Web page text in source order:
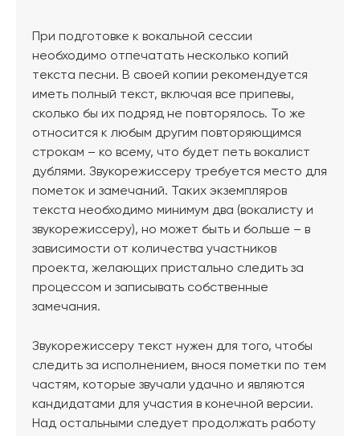
При подготовке к вокальной сессии
необходимо отпечатать несколько копий
текста песни. В своей копии рекомендуется
иметь полный текст, включая все припевы,
сколько бы их подряд не повторялось. То же
относится к любым другим повторяющимся
строкам – ко всему, что будет петь вокалист
дублями. Звукорежиссеру требуется место для
пометок и замечаний. Таких экземпляров
текста необходимо минимум два (вокалисту и
звукорежиссеру), но может быть и больше – в
зависимости от количества участников
проекта, желающих пристально следить за
процессом и записывать собственные
замечания.
Звукорежиссеру текст нужен для того, чтобы
следить за исполнением, внося пометки по тем
частям, которые звучали удачно и являются
кандидатами для участия в конечной версии.
Над остальными следует продолжать работу